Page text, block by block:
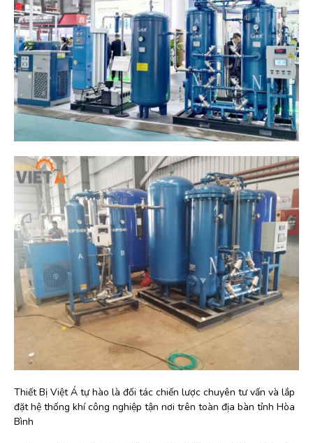
Thiết Bị Việt Á tự hào là đối tác chiến lược chuyên tư vấn và lắp
đặt hệ thống khí công nghiệp tận nơi trên toàn địa bàn tỉnh Hòa
Bình